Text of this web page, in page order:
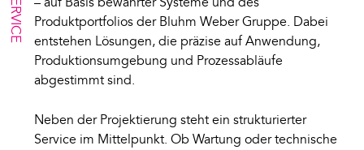
Produktportfolios der Bluhm Weber Gruppe. Dabei
entstehen Lösungen, die präzise auf Anwendung,
Produktionsumgebung und Prozessabläufe
abgestimmt sind.
Neben der Projektierung steht ein strukturierter
Service im Mittelpunkt. Ob Wartung oder technische